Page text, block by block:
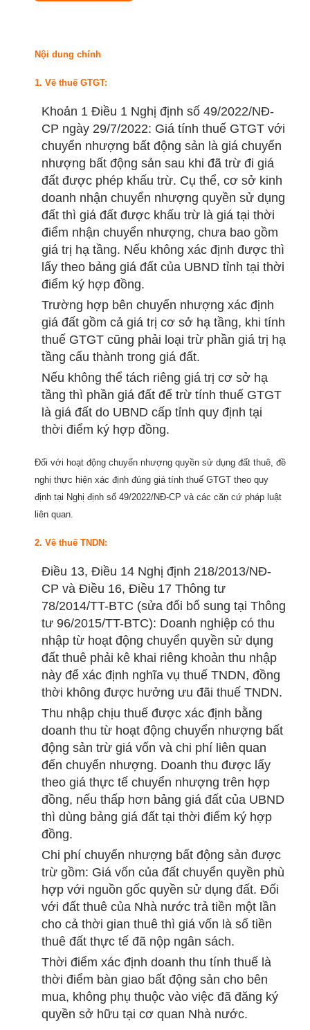
Nội dung chính
1. Về thuế GTGT:
Khoản 1 Điều 1 Nghị định số 49/2022/NĐ-
CP ngày 29/7/2022: Giá tính thuế GTGT với
chuyển nhượng bất động sản là giá chuyển
nhượng bất động sản sau khi đã trừ đi giá
đất được phép khấu trừ. Cụ thể, cơ sở kinh
doanh nhận chuyển nhượng quyền sử dụng
đất thì giá đất được khấu trừ là giá tại thời
điểm nhận chuyển nhượng, chưa bao gồm
giá trị hạ tầng. Nếu không xác định được thì
lấy theo bảng giá đất của UBND tỉnh tại thời
điểm ký hợp đồng.
Trường hợp bên chuyển nhượng xác định
giá đất gồm cả giá trị cơ sở hạ tầng, khi tính
thuế GTGT cũng phải loại trừ phần giá trị hạ
tầng cấu thành trong giá đất.
Nếu không thể tách riêng giá trị cơ sở hạ
tầng thì phần giá đất để trừ tính thuế GTGT
là giá đất do UBND cấp tỉnh quy định tại
thời điểm ký hợp đồng.
Đối với hoạt động chuyển nhượng quyền sử dụng đất thuê, đề
nghị thực hiện xác định đúng giá tính thuế GTGT theo quy
định tại Nghị định số 49/2022/NĐ-CP và các căn cứ pháp luật
liên quan.
2. Về thuế TNDN:
Điều 13, Điều 14 Nghị định 218/2013/NĐ-
CP và Điều 16, Điều 17 Thông tư
78/2014/TT-BTC (sửa đổi bổ sung tại Thông
tư 96/2015/TT-BTC): Doanh nghiệp có thu
nhập từ hoạt động chuyển quyền sử dụng
đất thuê phải kê khai riêng khoản thu nhập
này để xác định nghĩa vụ thuế TNDN, đồng
thời không được hưởng ưu đãi thuế TNDN.
Thu nhập chịu thuế được xác định bằng
doanh thu từ hoạt động chuyển nhượng bất
động sản trừ giá vốn và chi phí liên quan
đến chuyển nhượng. Doanh thu được lấy
theo giá thực tế chuyển nhượng trên hợp
đồng, nếu thấp hơn bảng giá đất của UBND
thì dùng bảng giá đất tại thời điểm ký hợp
đồng.
Chi phí chuyển nhượng bất động sản được
trừ gồm: Giá vốn của đất chuyển quyền phù
hợp với nguồn gốc quyền sử dụng đất. Đối
với đất thuê của Nhà nước trả tiền một lần
cho cả thời gian thuê thì giá vốn là số tiền
thuê đất thực tế đã nộp ngân sách.
Thời điểm xác định doanh thu tính thuế là
thời điểm bàn giao bất động sản cho bên
mua, không phụ thuộc vào việc đã đăng ký
quyền sở hữu tại cơ quan Nhà nước.